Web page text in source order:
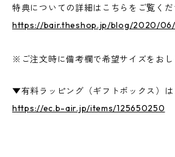
特典についての詳細はこちらをご覧くだ
https://bair.theshop.jp/blog/2020/06/
※ご注文時に備考欄で希望サイズをおし
▼有料ラッピング（ギフトボックス）は
https://ec.b-air.jp/items/125650250